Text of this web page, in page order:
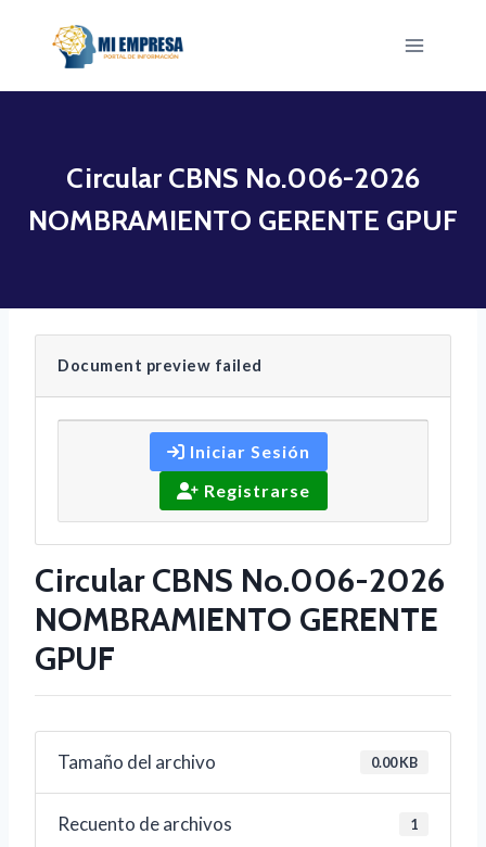
Circular CBNS No.006-2026
NOMBRAMIENTO GERENTE GPUF
Document preview failed
Iniciar Sesión
Registrarse
Circular CBNS No.006-2026
NOMBRAMIENTO GERENTE
GPUF
Tamaño del archivo 0.00 KB
Recuento de archivos 1